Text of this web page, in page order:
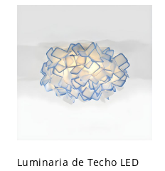
Luminaria de Techo LED